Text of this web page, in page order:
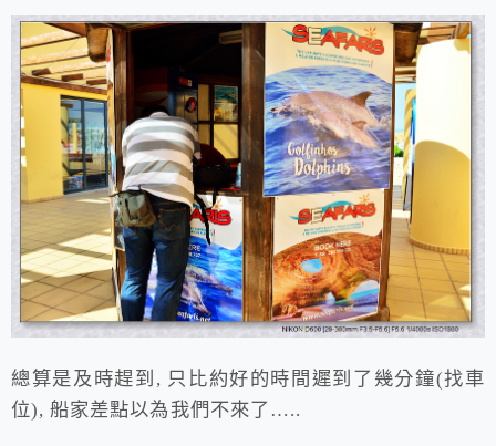
總算是及時趕到, 只比約好的時間遲到了幾分鐘(找車
位), 船家差點以為我們不來了…..